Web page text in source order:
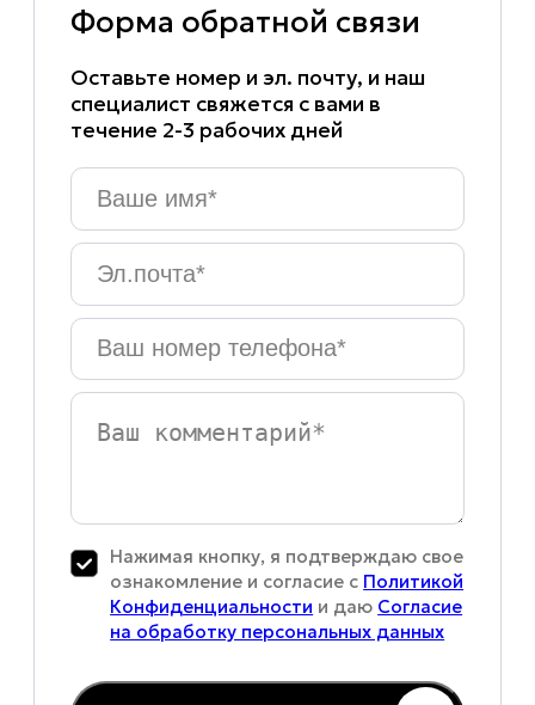
Форма обратной связи
Оставьте номер и эл. почту, и наш
специалист свяжется с вами в
течение 2-3 рабочих дней
Ваше
имя*
Эл.почта
Ваш
номер
телефона*
Ваш
комментарий
Нажимая кнопку, я подтверждаю свое
ознакомление и согласие с Политикой
Конфиденциальности и даю Согласие
на обработку персональных данных